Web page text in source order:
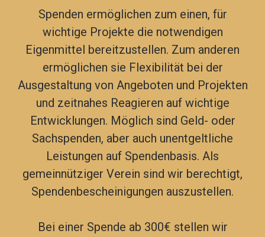
Spenden ermöglichen zum einen, für
wichtige Projekte die notwendigen
Eigenmittel bereitzustellen. Zum anderen
ermöglichen sie Flexibilität bei der
Ausgestaltung von Angeboten und Projekten
und zeitnahes Reagieren auf wichtige
Entwicklungen. Möglich sind Geld- oder
Sachspenden, aber auch unentgeltliche
Leistungen auf Spendenbasis. Als
gemeinnütziger Verein sind wir berechtigt,
Spendenbescheinigungen auszustellen.
Bei einer Spende ab 300€ stellen wir